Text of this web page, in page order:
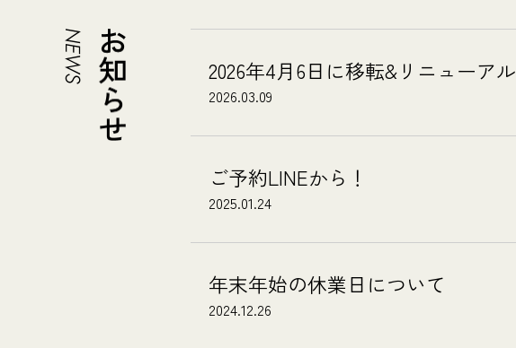
2026年4月6日に移転&リニューア
2026.03.09
ご予約LINEから！
2025.01.24
年末年始の休業日について
2024.12.26